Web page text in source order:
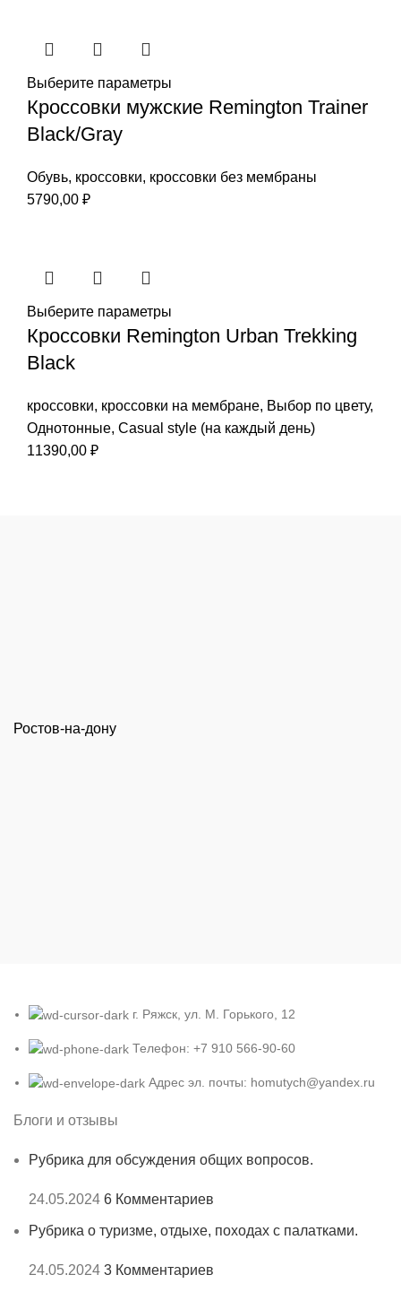
Выберите параметры
Кроссовки мужские Remington Trainer
Black/Gray
Обувь, кроссовки, кроссовки без мембраны
5790,00 ₽
Выберите параметры
Кроссовки Remington Urban Trekking
Black
кроссовки, кроссовки на мембране, Выбор по цвету,
Однотонные, Casual style (на каждый день)
11390,00 ₽
Ростов-на-дону
г. Ряжск, ул. М. Горького, 12
Телефон: +7 910 566-90-60
Адрес эл. почты: homutych@yandex.ru
Блоги и отзывы
Рубрика для обсуждения общих вопросов.
24.05.2024 6 Комментариев
Рубрика о туризме, отдыхе, походах с палатками.
24.05.2024 3 Комментариев